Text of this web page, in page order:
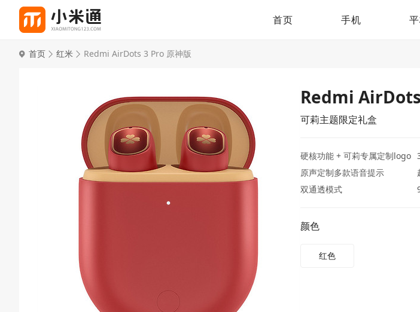
首页 手机
首页 红米 Redmi AirDots 3 Pro 原神版
Redmi
可莉主题限定礼盒
硬核功能 + 可莉专属定制logo
原声定制多款语音提示
双通透模式
颜色
红色